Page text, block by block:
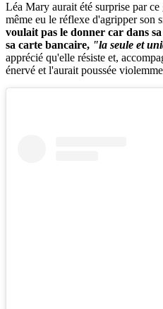
Léa Mary aurait été surprise par
même eu le réflexe d'agripper son
voulait pas le donner car dans
sa carte bancaire, "la seule et
apprécié qu'elle résiste et,
énervé et l'aurait poussée